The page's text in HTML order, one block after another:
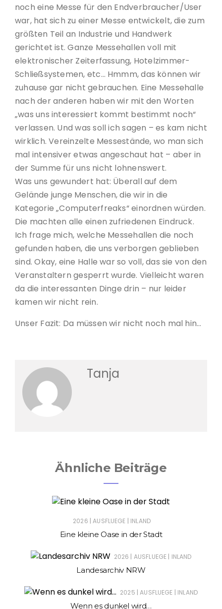
noch eine Messe für den Endverbraucher/User
war, hat sich zu einer Messe entwickelt, die zum
größten Teil an Industrie und Handwerk
gerichtet ist. Ganze Messehallen voll mit
elektronischer Zeiterfassung, Hotelzimmer-
Schließsystemen, etc… Hmmm, das können wir
zuhause gar nicht gebrauchen. Eine Messehalle
nach der anderen haben wir mit den Worten
„was uns interessiert kommt bestimmt noch“
verlassen. Und was soll ich sagen – es kam nicht
wirklich. Vereinzelte Messestände, wo man sich
mal intensiver etwas angeschaut hat – aber in
der Summe für uns nicht lohnenswert.
Was uns gewundert hat: Überall auf dem
Gelände junge Menschen, die wir in die
Kategorie „Computerfreaks“ einordnen würden.
Die machten alle einen zufriedenen Eindruck.
Ich frage mich, welche Messehallen die noch
gefunden haben, die uns verborgen geblieben
sind. Okay, eine Halle war so voll, das sie von den
Veranstaltern gesperrt wurde. Vielleicht waren
da die interessanten Dinge drin – nur leider
kamen wir nicht rein.
Unser Fazit: Da müssen wir nicht noch mal hin…
Tanja
Ähnliche Beiträge
2026 | AUSFLUEGE | INLAND
Eine kleine Oase in der Stadt
2026 | AUSFLUEGE | INLAND
Landesarchiv NRW
2025 | AUSFLUEGE | INLAND
Wenn es dunkel wird…